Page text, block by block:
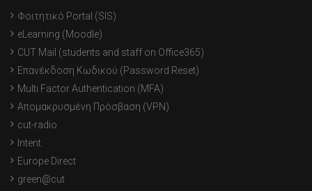
Φοιτητικό Portal (SIS)
eLearning (Moodle)
CUT Mail (students and staff on Office365)
Επανέκδοση Κωδικού (Password Reset)
Multi Factor Authentication (MFA)
Απομακρυσμένη Πρόσβαση (VPN)
cut-radio
Intent
Europe Direct
green@cut